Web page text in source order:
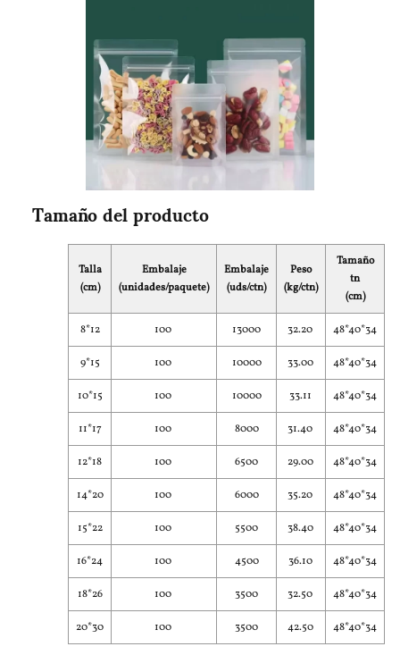
Tamaño del producto
Talla
(cm)
Embalaje
(unidades/paquete)
Embalaje
(uds/ctn)
Peso
(kg/ctn)
Tamaño
tn
(cm)
8*12 100 13000 32.20 48*40*34
9*15 100 10000 33.00 48*40*34
10*15 100 10000 33.11 48*40*34
11*17 100 8000 31.40 48*40*34
12*18 100 6500 29.00 48*40*34
14*20 100 6000 35.20 48*40*34
15*22 100 5500 38.40 48*40*34
16*24 100 4500 36.10 48*40*34
18*26 100 3500 32.50 48*40*34
20*30 100 3500 42.50 48*40*34